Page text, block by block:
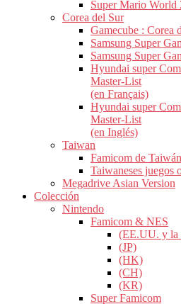
Super Mario World
Corea del Sur
Gamecube : Corea
Samsung Super
Samsung Super
Hyundai super
Master-List
(en Français)
Hyundai super
Master-List
(en Inglés)
Taiwan
Famicom de Taiwán
Taiwaneses juegos
Megadrive Asian Version
Colección
Nintendo
Famicom & NES
(EE.UU. y la
(JP)
(HK)
(CH)
(KR)
Super Famicom